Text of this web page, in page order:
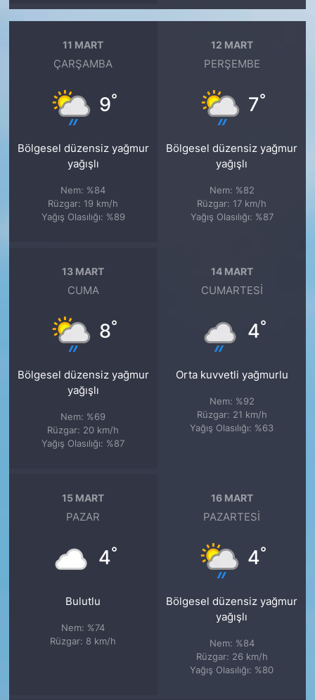
11 MART
ÇARŞAMBA
9°
Bölgesel düzensiz yağmur
yağışlı
Nem: %84
Rüzgar: 19 km/h
Yağış Olasılığı: %89
12 MART
PERŞEMBE
7°
Bölgesel düzensiz yağmur
yağışlı
Nem: %82
Rüzgar: 17 km/h
Yağış Olasılığı: %87
13 MART
CUMA
8°
Bölgesel düzensiz yağmur
yağışlı
Nem: %69
Rüzgar: 20 km/h
Yağış Olasılığı: %87
14 MART
CUMARTESI
4°
Orta kuvvetli yağmurlu
Nem: %92
Rüzgar: 21 km/h
Yağış Olasılığı: %63
15 MART
PAZAR
4°
Bulutlu
Nem: %74
Rüzgar: 8 km/h
16 MART
PAZARTESI
4°
Bölgesel düzensiz yağmur
yağışlı
Nem: %84
Rüzgar: 26 km/h
Yağış Olasılığı: %80